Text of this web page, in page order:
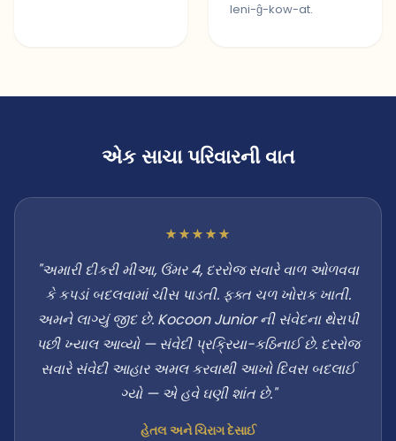
leni-ĝ-kow-at.
એક સાચા પરિવારની વાત
★★★★★
"અમારી દીકરી મીઆ, ઉંમર 4, દરરોજ સવારે વાળ ઓળવવા
કે કપડાં બદલવામાં ચીસ પાડતી. ફક્ત ચળ ખોરાક ખાતી.
અમને લાગ્યું જીદ છે. Kocoon Junior ની સંવેદના થેરાપી
પછી ખ્યાલ આવ્યો — સંવેદી પ્રક્રિયા-કઠિનાઈ છે. દરરોજ
સવારે સંવેદી આહાર અમલ કરવાથી આખો દિવસ બદલાઈ
ગ્યો — એ હવે ઘણી શાંત છે."
હેતલ અને ચિરાગ દેસાઈ